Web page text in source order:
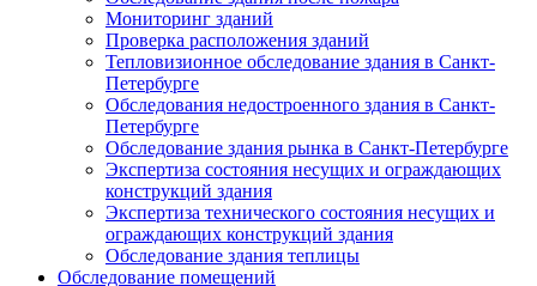
Мониторинг зданий
Проверка расположения зданий
Тепловизионное обследование здания в Санкт-
Петербурге
Обследования недостроенного здания в Санкт-
Петербурге
Обследование здания рынка в Санкт-Петербурге
Экспертиза состояния несущих и ограждающих
конструкций здания
Экспертиза технического состояния несущих и
ограждающих конструкций здания
Обследование здания теплицы
Обследование помещений